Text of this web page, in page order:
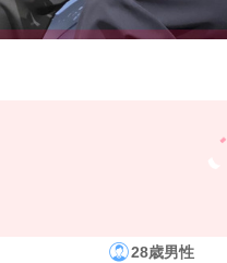
28歳男性